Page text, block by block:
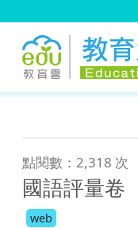
點閱數：2,318 次
國語評量卷
web